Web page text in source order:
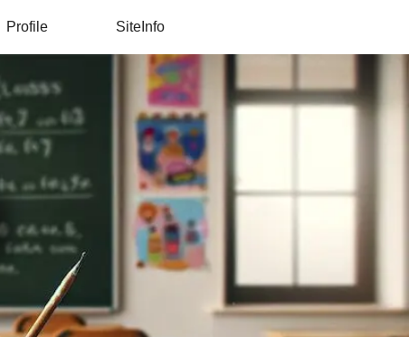
Profile SiteInfo